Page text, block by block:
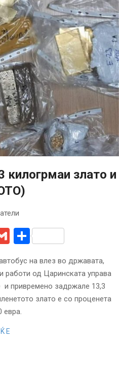
килогрмаи злато и
GmailShare
на влез во државата,
работи од Царинската управа
и привремено задржале 13,3
злато е со проценета
евра.